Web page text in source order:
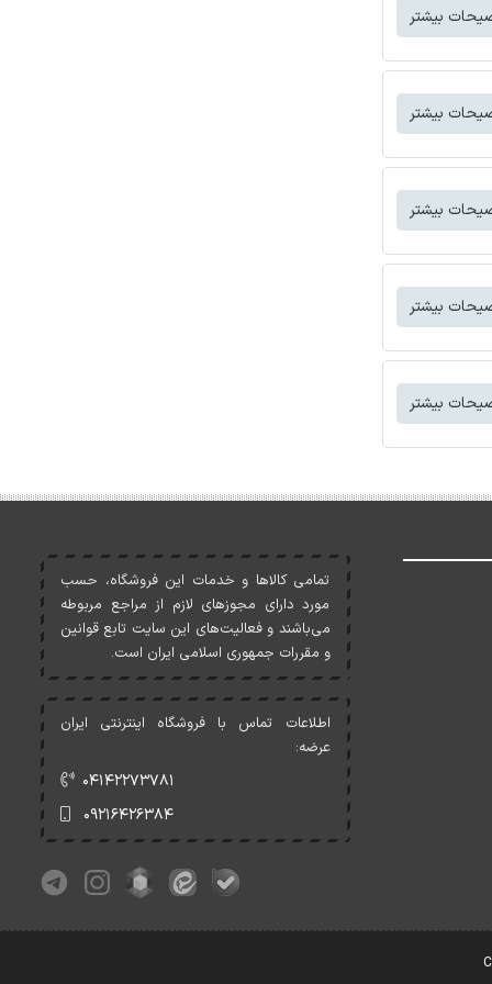
بیشتر
بیشتر
بیشتر
بیشتر
بیشتر
تمامی کالاها و خدمات اين فروشگاه، حسب
مورد دارای مجوزهای لازم از مراجع مربوطه
می‌باشند و فعاليت‌های اين سايت تابع قوانين
و مقررات جمهوری اسلامی ايران است.
اطلاعات تماس با فروشگاه اینترنتی ایران
عرضه:
۰۴۱۴۲۲۷۳۷۸۱
۰۹۲۱۶۴۲۶۳۸۴